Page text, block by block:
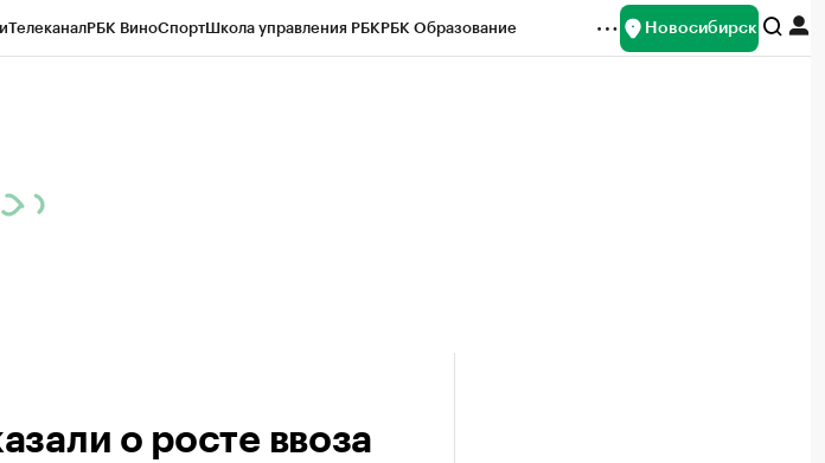
ТелеканалРБК ВиноСпортШкола управления РБКРБК Образование Новосибирск
о росте ввоза